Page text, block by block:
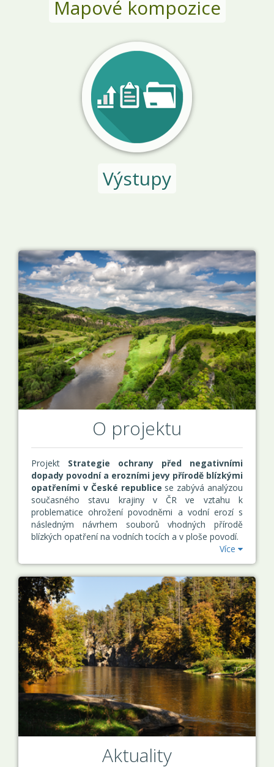
Mapové kompozice
Výstupy
O projektu
Projekt Strategie ochrany před negativními
dopady povodní a erozními jevy přírodě blízkými
opatřeními v České republice se zabývá analýzou
současného stavu krajiny v ČR ve vztahu k
problematice ohrožení povodněmi a vodní erozí s
následným návrhem souborů vhodných přírodě
blízkých opatření na vodních tocích a v ploše povodí.
Více
Aktuality